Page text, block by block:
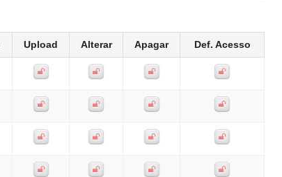
Upload Alterar Apagar Def. Acesso